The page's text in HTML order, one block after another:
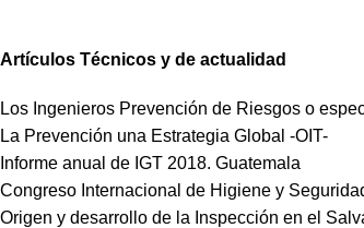
Artículos Técnicos y de actualidad
Los Ingenieros Prevención de Riesgos o
La Prevención una Estrategia Global -OIT-
Informe anual de IGT 2018. Guatemala
Congreso Internacional de Higiene y
Origen y desarrollo de la Inspección en el